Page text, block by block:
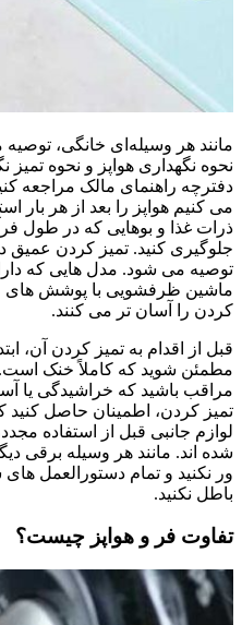
مانند هر وسیله‌ای خانگی،
نحوه نگهداری هواپز و نحوه
دفترچه راهنمای مالک مراجعه
می کنیم هواپز را بعد از هر بار
ذرات غذا و بوهایی که در طول
جلوگیری کنید. تمیز کردن عمیق
توصیه می شود. مدل هایی که
ماشین ظرفشویی با پوشش های
کردن را آسان تر می کنند.
قبل از اقدام به تمیز کردن آن،
مطمئن شوید که کاملاً خنک
مراقب باشید که خراشیدگی یا
تمیز کردن، اطمینان حاصل کنید
لوازم جانبی قبل از استفاده
شده اند. مانند هر وسیله برقی
ور نکنید و تمام دستورالعمل های
باطل نکنید.
تفاوت فر و هواپز چیست؟